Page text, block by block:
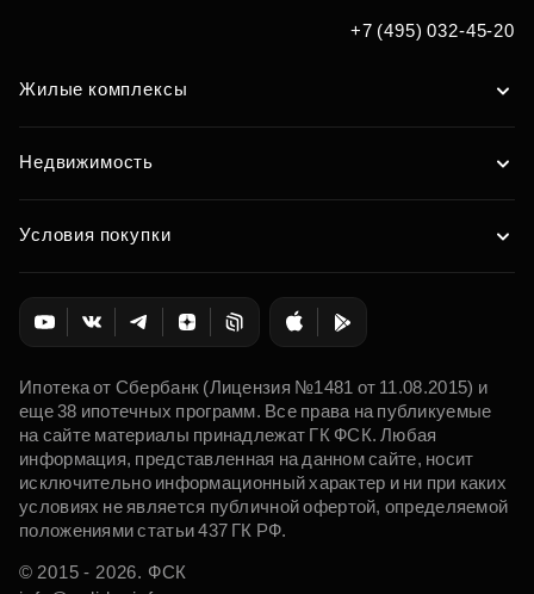
+7 (495) 032-45-20
Жилые комплексы
Недвижимость
Условия покупки
Ипотека от Сбербанк (Лицензия №1481 от 11.08.2015) и
еще 38 ипотечных программ. Все права на публикуемые
на сайте материалы принадлежат ГК ФСК. Любая
информация, представленная на данном сайте, носит
исключительно информационный характер и ни при каких
условиях не является публичной офертой, определяемой
положениями статьи 437 ГК РФ.
© 2015 - 2026. ФСК